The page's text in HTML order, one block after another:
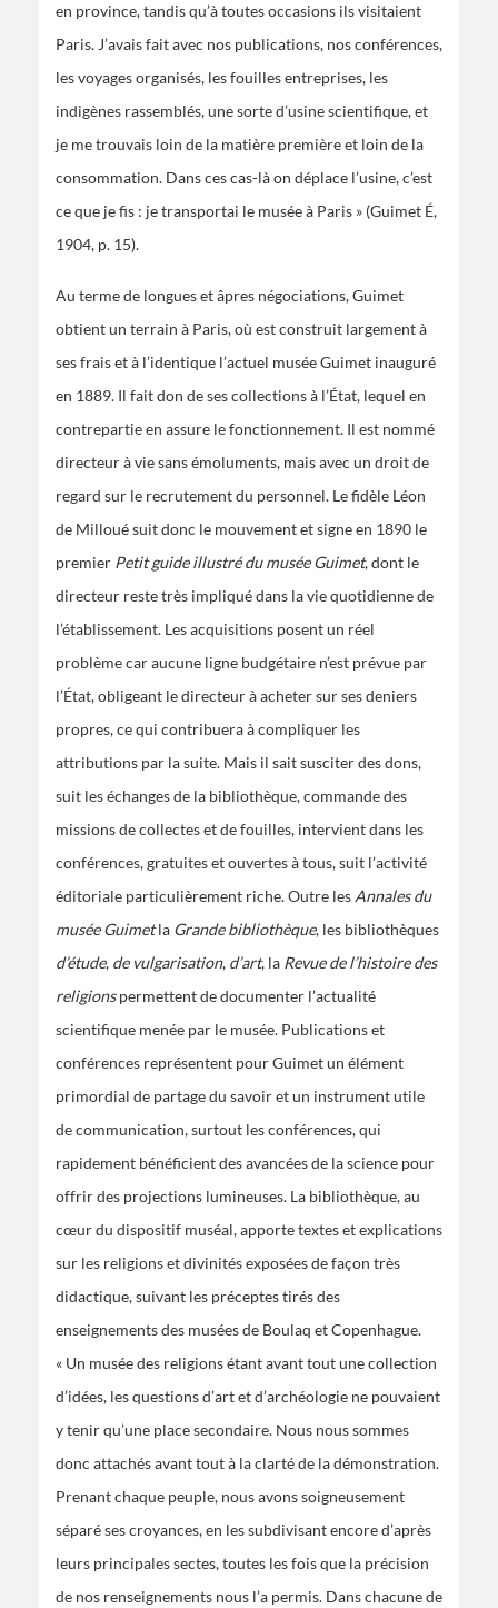
en province, tandis qu’à toutes occasions ils visitaient
Paris. J’avais fait avec nos publications, nos conférences,
les voyages organisés, les fouilles entreprises, les
indigènes rassemblés, une sorte d’usine scientifique, et
je me trouvais loin de la matière première et loin de la
consommation. Dans ces cas-là on déplace l’usine, c’est
ce que je fis : je transportai le musée à Paris » (Guimet É,
1904, p. 15).
Au terme de longues et âpres négociations, Guimet
obtient un terrain à Paris, où est construit largement à
ses frais et à l’identique l’actuel musée Guimet inauguré
en 1889. Il fait don de ses collections à l’État, lequel en
contrepartie en assure le fonctionnement. Il est nommé
directeur à vie sans émoluments, mais avec un droit de
regard sur le recrutement du personnel. Le fidèle Léon
de Milloué suit donc le mouvement et signe en 1890 le
premier Petit guide illustré du musée Guimet, dont le
directeur reste très impliqué dans la vie quotidienne de
l’établissement. Les acquisitions posent un réel
problème car aucune ligne budgétaire n’est prévue par
l’État, obligeant le directeur à acheter sur ses deniers
propres, ce qui contribuera à compliquer les
attributions par la suite. Mais il sait susciter des dons,
suit les échanges de la bibliothèque, commande des
missions de collectes et de fouilles, intervient dans les
conférences, gratuites et ouvertes à tous, suit l’activité
éditoriale particulièrement riche. Outre les Annales du
musée Guimetla Grande bibliothèque, les bibliothèques
d’étude, de vulgarisation, d’art, la Revue de l’histoire des
religionspermettent de documenter l’actualité
scientifique menée par le musée. Publications et
conférences représentent pour Guimet un élément
primordial de partage du savoir et un instrument utile
de communication, surtout les conférences, qui
rapidement bénéficient des avancées de la science pour
offrir des projections lumineuses. La bibliothèque, au
cœur du dispositif muséal, apporte textes et explications
sur les religions et divinités exposées de façon très
didactique, suivant les préceptes tirés des
enseignements des musées de Boulaq et Copenhague.
« Un musée des religions étant avant tout une collection
d’idées, les questions d’art et d’archéologie ne pouvaient
y tenir qu’une place secondaire. Nous nous sommes
donc attachés avant tout à la clarté de la démonstration.
Prenant chaque peuple, nous avons soigneusement
séparé ses croyances, en les subdivisant encore d’après
leurs principales sectes, toutes les fois que la précision
de nos renseignements nous l’a permis. Dans chacune de